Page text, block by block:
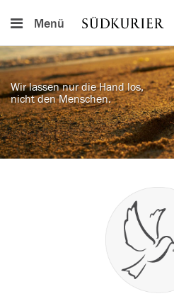
Menü
Wir lassen nur die Hand los,
nicht den Menschen.